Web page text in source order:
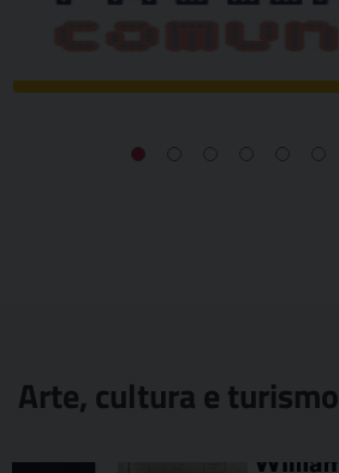
Arte, cultura e turismo